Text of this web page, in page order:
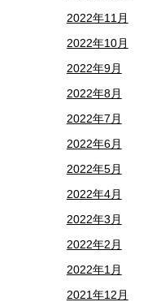
2022年11月
2022年10月
2022年9月
2022年8月
2022年7月
2022年6月
2022年5月
2022年4月
2022年3月
2022年2月
2022年1月
2021年12月